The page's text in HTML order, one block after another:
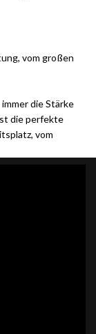
vom großen
die Stärke
die perfekte
vom